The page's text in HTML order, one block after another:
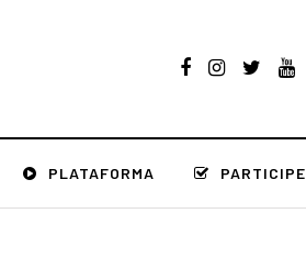
PLATAFORMA PARTICIPE